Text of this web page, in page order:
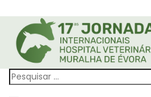
content
Pesquisar
por: